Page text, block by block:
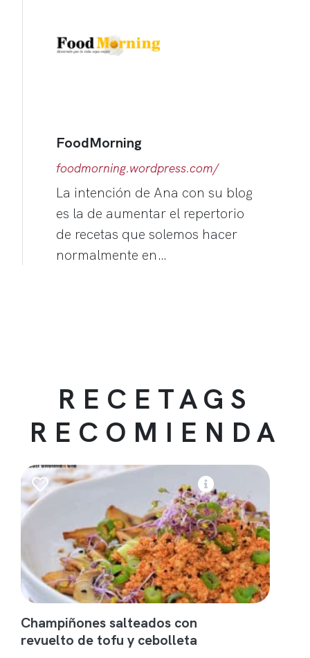
FoodMorning
foodmorning.wordpress.com/
La intención de Ana con su blog
es la de aumentar el repertorio
de recetas que solemos hacer
normalmente en…
RECETAGS
RECOMIENDA
Champiñones salteados con
revuelto de tofu y cebolleta